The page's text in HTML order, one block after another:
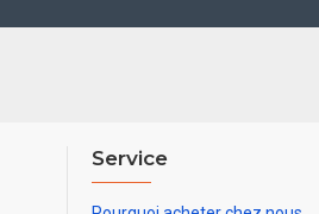
Service